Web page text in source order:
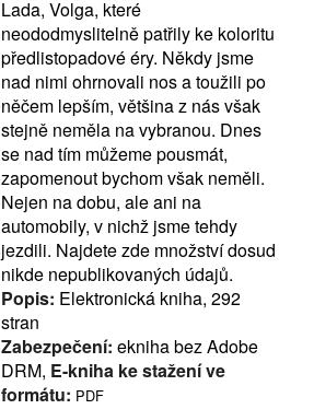
Lada, Volga, které
neododmyslitelně patřily ke koloritu
předlistopadové éry. Někdy jsme
nad nimi ohrnovali nos a toužili po
něčem lepším, většina z nás však
stejně neměla na vybranou. Dnes
se nad tím můžeme pousmát,
zapomenout bychom však neměli.
Nejen na dobu, ale ani na
automobily, v nichž jsme tehdy
jezdili. Najdete zde množství dosud
nikde nepublikovaných údajů.
Popis: Elektronická kniha, 292
stran
Zabezpečení: ekniha bez Adobe
DRM, E-kniha ke stažení ve
formátu: PDF